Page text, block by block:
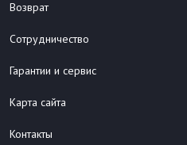
Возврат
Сотрудничество
Гарантии и сервис
Карта сайта
Контакты